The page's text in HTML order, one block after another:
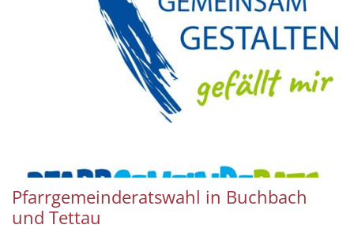
Pfarrgemeinderatswahl in Buchbach
und Tettau